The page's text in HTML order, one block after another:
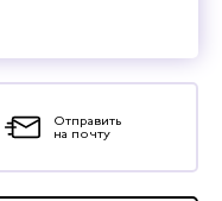
Отправить
на почту